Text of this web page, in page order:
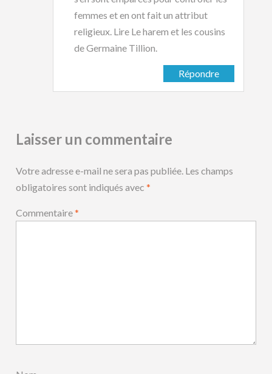
femmes et en ont fait un attribut
religieux. Lire Le harem et les cousins
de Germaine Tillion.
Répondre
Laisser un commentaire
Votre adresse e-mail ne sera pas publiée. Les champs
obligatoires sont indiqués avec*
Commentaire*